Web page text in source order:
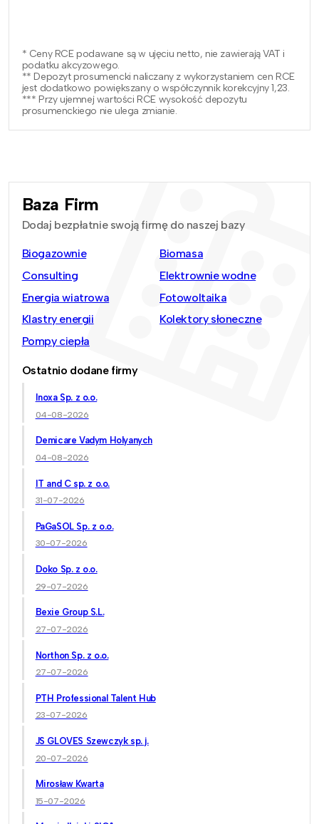
* Ceny RCE podawane są w ujęciu netto, nie zawierają VAT i
podatku akcyzowego.
** Depozyt prosumencki naliczany z wykorzystaniem cen RCE
jest dodatkowo powiększany o współczynnik korekcyjny 1,23.
*** Przy ujemnej wartości RCE wysokość depozytu
prosumenckiego nie ulega zmianie.
Baza Firm
Dodaj bezpłatnie swoją firmę do naszej bazy
Biogazownie
Biomasa
Consulting
Elektrownie wodne
Energia wiatrowa
Fotowoltaika
Klastry energii
Kolektory słoneczne
Pompy ciepła
Ostatnio dodane firmy
Inoxa Sp. z o.o.
04-08-2026
Demicare Vadym Holyanych
04-08-2026
IT and C sp. z o.o.
31-07-2026
PaGaSOL Sp. z o.o.
30-07-2026
Doko Sp. z o.o.
29-07-2026
Bexie Group S.L.
27-07-2026
Northon Sp. z o.o.
27-07-2026
PTH Professional Talent Hub
23-07-2026
JS GLOVES Szewczyk sp. j.
20-07-2026
Mirosław Kwarta
15-07-2026